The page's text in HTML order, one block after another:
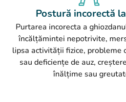
Postură incorectă
Purtarea incorecta a
încălțămintei nepotrivite,
lipsa activității fizice, probleme
sau deficiențe de auz,
înălțime sau